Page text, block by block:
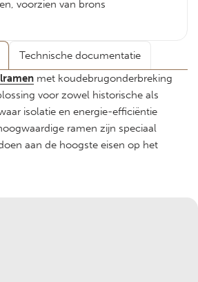
Technische documentatie
met koudebrugonderbreking
voor zowel historische als
isolatie en energie-efficiëntie
ramen zijn speciaal
aan de hoogste eisen op het
isolatie, zonder concessies te doen
stalramen met
minimaliseren